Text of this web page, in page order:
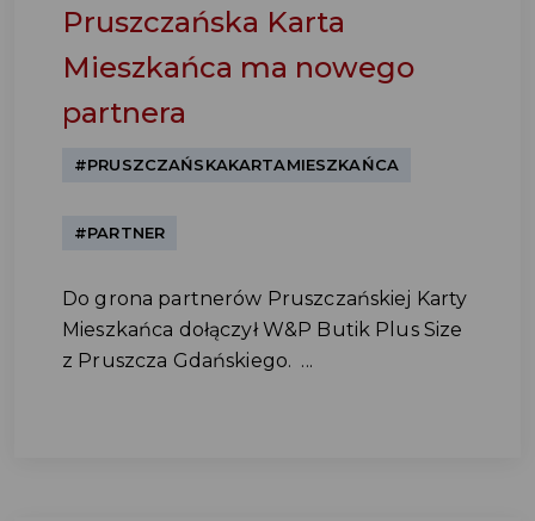
Pruszczańska Karta
Mieszkańca ma nowego
partnera
#PRUSZCZAŃSKAKARTAMIESZKAŃCA
#PARTNER
Do grona partnerów Pruszczańskiej Karty
Mieszkańca dołączył W&P Butik Plus Size
z Pruszcza Gdańskiego. ...